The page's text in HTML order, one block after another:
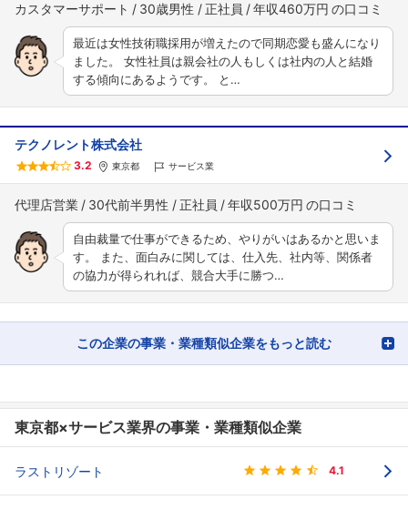
カスタマーサポート 30歳男性 正社員 年収460万円
最近は女性技術職採用が増えたので同期恋愛も盛んになり
ました。 女性社員は親会社の人もしくは社内の人と結婚
する傾向にあるようです。 と…
テクノレント株式会社
3.2 東京都 サービス業
代理店営業 30代前半男性 正社員 年収500万円
自由裁量で仕事ができるため、やりがいはあるかと思いま
す。 また、面白みに関しては、仕入先、社内等、関係者
の協力が得られれば、競合大手に勝つ…
この企業の事業・業種類似企業をもっと読む
東京都×サービス業界の事業・業種類似企業
ラストリゾート 4.1